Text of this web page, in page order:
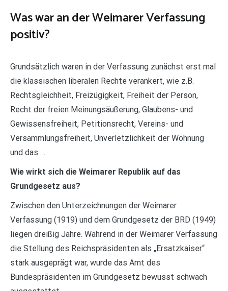
Was war an der Weimarer Verfassung
positiv?
Grundsätzlich waren in der Verfassung zunächst erst mal
die klassischen liberalen Rechte verankert, wie z.B.
Rechtsgleichheit, Freizügigkeit, Freiheit der Person,
Recht der freien Meinungsäußerung, Glaubens- und
Gewissensfreiheit, Petitionsrecht, Vereins- und
Versammlungsfreiheit, Unverletzlichkeit der Wohnung
und das …
Wie wirkt sich die Weimarer Republik auf das
Grundgesetz aus?
Zwischen den Unterzeichnungen der Weimarer
Verfassung (1919) und dem Grundgesetz der BRD (1949)
liegen dreißig Jahre. Während in der Weimarer Verfassung
die Stellung des Reichspräsidenten als „Ersatzkaiser“
stark ausgeprägt war, wurde das Amt des
Bundespräsidenten im Grundgesetz bewusst schwach